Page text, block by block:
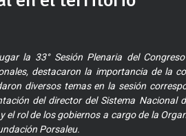
la 33° Sesión Plenaria del
destacaron la importancia de la
diversos temas en la sesión
del director del Sistema Nacional
el rol de los gobiernos a cargo de la
Porsaleu.